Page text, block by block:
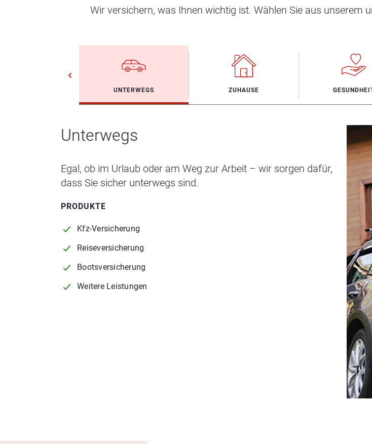
Wir versichern, was Ihnen wichtig ist. Wählen Sie aus unserem
UNTERWEGS ZUHAUSE
Unterwegs
Egal, ob im Urlaub oder am Weg zur Arbeit – wir sorgen dafür,
dass Sie sicher unterwegs sind.
PRODUKTE
Kfz-Versicherung
Reiseversicherung
Bootsversicherung
Weitere Leistungen